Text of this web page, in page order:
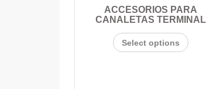
ACCESORIOS PARA
CANALETAS TERMINAL
Select options